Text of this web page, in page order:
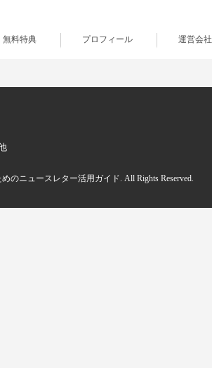
無料特典 プロフィール 運営会社
のニュースレター活用ガイド. All Rights Reserved.